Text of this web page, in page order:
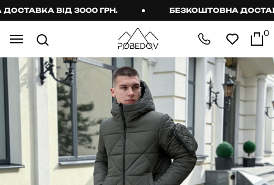
ВІД 3000 ГРН. БЕЗКОШТОВНА
0